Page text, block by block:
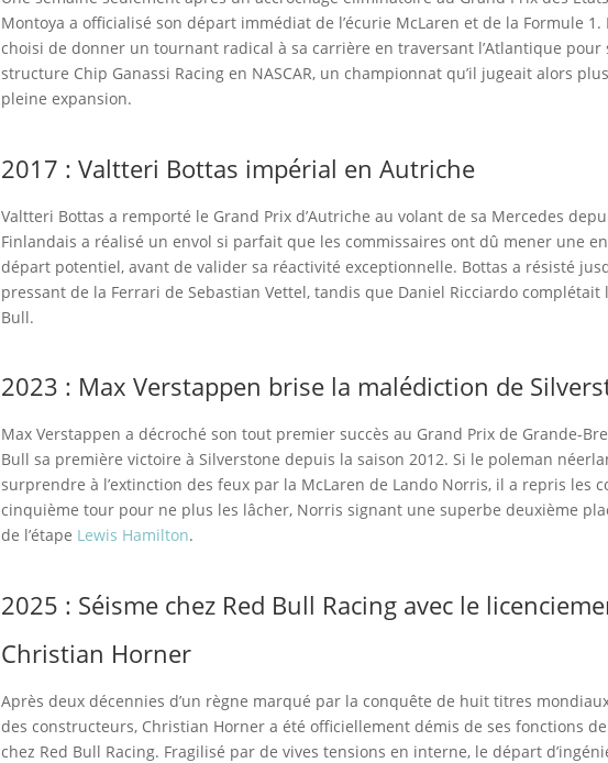
Montoya a officialisé son départ immédiat de l’écurie McLaren et de la Formule
choisi de donner un tournant radical à sa carrière en traversant l’Atlantique pour
structure Chip Ganassi Racing en NASCAR, un championnat qu’il jugeait alors
pleine expansion.
2017 : Valtteri Bottas impérial en Autriche
Valtteri Bottas a remporté le Grand Prix d’Autriche au volant de sa Mercedes
Finlandais a réalisé un envol si parfait que les commissaires ont dû mener une
départ potentiel, avant de valider sa réactivité exceptionnelle. Bottas a résisté
pressant de la Ferrari de Sebastian Vettel, tandis que Daniel Ricciardo
Bull.
2023 : Max Verstappen brise la malédiction de
Max Verstappen a décroché son tout premier succès au Grand Prix de Grande-
Bull sa première victoire à Silverstone depuis la saison 2012. Si le poleman
surprendre à l’extinction des feux par la McLaren de Lando Norris, il a repris les
cinquième tour pour ne plus les lâcher, Norris signant une superbe deuxième
de l’étape Lewis Hamilton.
2025 : Séisme chez Red Bull Racing avec le
Christian Horner
Après deux décennies d’un règne marqué par la conquête de huit titres
des constructeurs, Christian Horner a été officiellement démis de ses fonctions
chez Red Bull Racing. Fragilisé par de vives tensions en interne, le départ